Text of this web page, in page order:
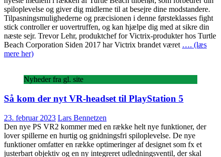
spiloplevelse og giver dig midlerne til at besejre dine modstandere.
Tilpasningsmulighederne og præcisionen i denne førsteklasses fight
stick controller er uovertruffen, og kan hjælpe dig med at sikre din
næste sejr. Trevor Lehr, produktchef for Victrix-produkter hos Turtle
Beach Corporation Siden 2017 har Victrix brandet været …. (læs
mere her)
Nyheder fra gl. site
Så kom der nyt VR-headset til PlayStation 5
23. februar 2023 Lars Bennetzen
Den nye PS VR2 kommer med en række helt nye funktioner, der
lover spillerne en hurtig og gnidningsfri spiloplevelse. De nye
funktioner omfatter en række optimeringer af designet som fx et
justerbart objektiv og en ny integreret udledningsventil, der skal